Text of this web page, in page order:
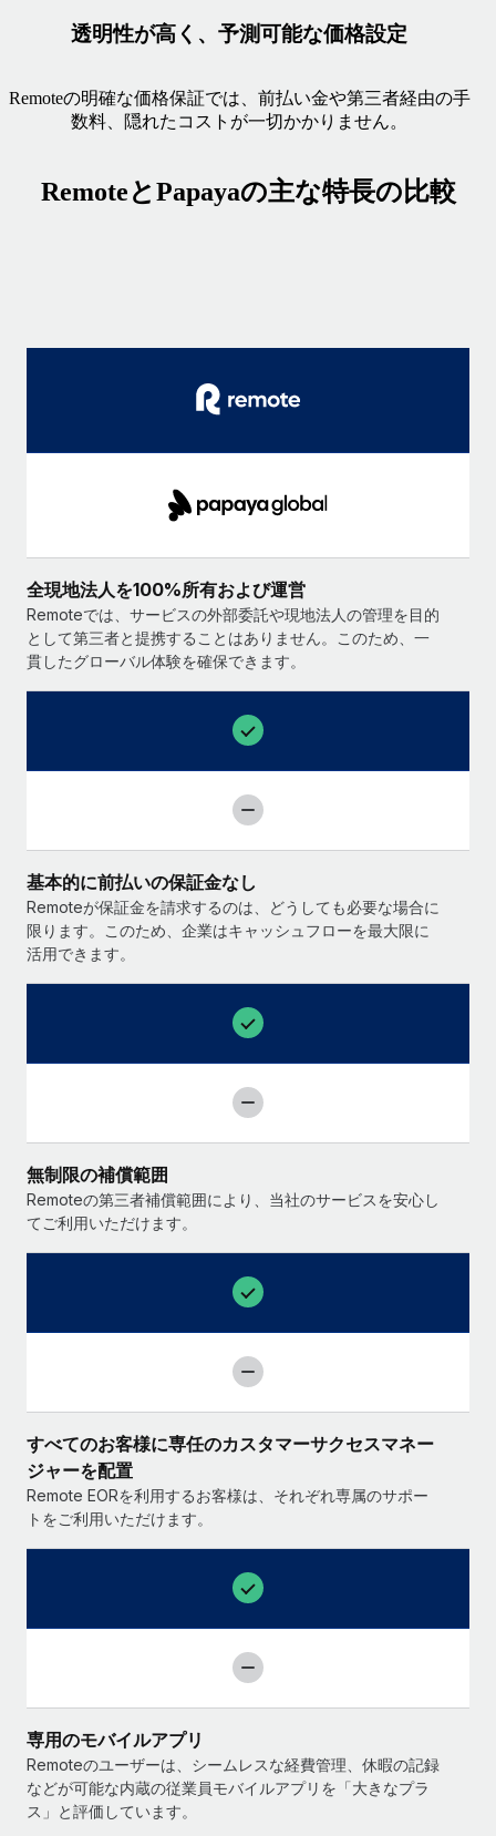
透明性が高く、予測可能な価格設定
Remoteの明確な価格保証では、前払い金や第三者経由の手
数料、隠れたコストが一切かかりません。
RemoteとPapayaの主な特長の比較
全現地法人を100%所有および運営
Remoteでは、サービスの外部委託や現地法人の管理を目的
として第三者と提携することはありません。このため、一
貫したグローバル体験を確保できます。
基本的に前払いの保証金なし
Remoteが保証金を請求するのは、どうしても必要な場合に
限ります。このため、企業はキャッシュフローを最大限に
活用できます。
無制限の補償範囲
Remoteの第三者補償範囲により、当社のサービスを安心し
てご利用いただけます。
すべてのお客様に専任のカスタマーサクセスマネー
ジャーを配置
Remote EORを利用するお客様は、それぞれ専属のサポー
トをご利用いただけます。
専用のモバイルアプリ
Remoteのユーザーは、シームレスな経費管理、休暇の記録
などが可能な内蔵の従業員モバイルアプリを「大きなプラ
ス」と評価しています。